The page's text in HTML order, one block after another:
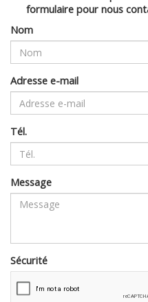
formulaire pour nous
Nom
Adresse e-mail
Tél.
Message
Sécurité